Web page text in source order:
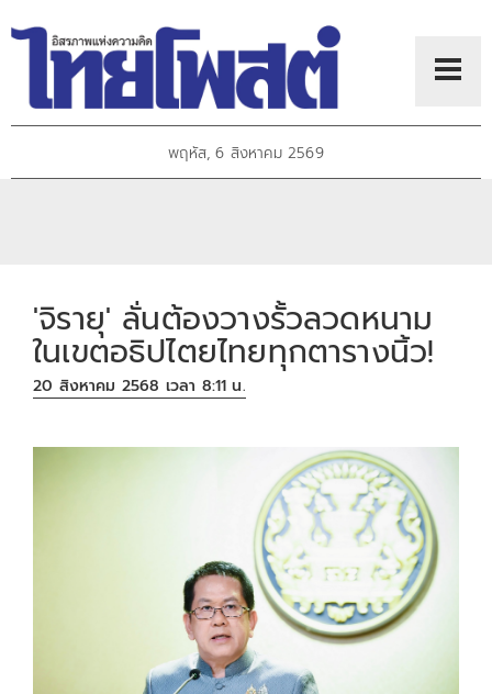
พฤหัส, 6 สิงหาคม 2569
'จิรายุ' ลั่นต้องวางรั้วลวดหนาม
ในเขตอธิปไตยไทยทุกตารางนิ้ว!
20 สิงหาคม 2568 เวลา 8:11 น.